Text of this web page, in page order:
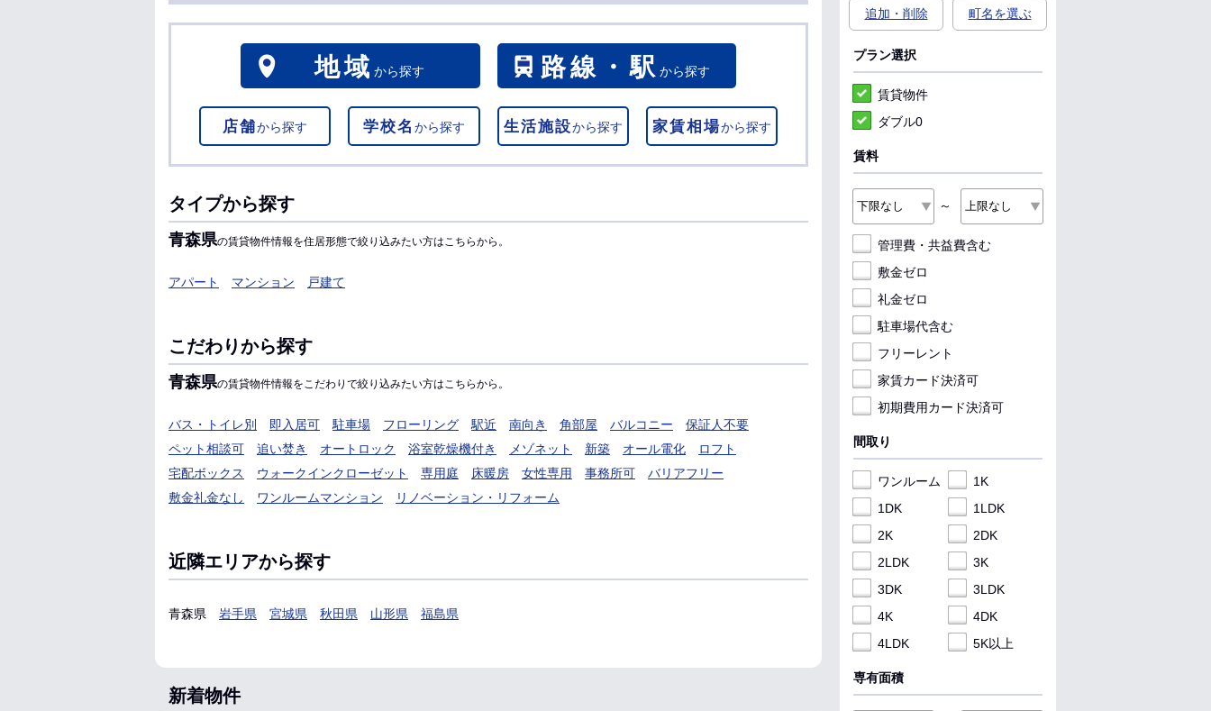
地域 から探す 路線・駅から探す
店舗から探す 学校名 から探す 生活施設から探す 家賃相場から探す
タイプから探す
青森県の賃貸物件情報を住居形態で絞り込みたい方はこちらから。
アパート マンション 戸建て
こだわりから探す
青森県の賃貸物件情報をこだわりで絞り込みたい方はこちらから。
バス・トイレ別 即入居可 駐車場 フローリング 駅近 南向き 角部屋 バルコニー
保証人不要
ペット相談可
追い焚き オートロック 浴室乾燥機付き メゾネット 新築 オール電化
ロフト
宅配ボックス
ウォークインクローゼット 専用庭 床暖房 女性専用 事務所可
バリアフリー
敷金礼金なし
ワンルームマンション リノベーション・リフォーム
近隣エリアから探す
青森県 岩手県 宮城県 秋田県 山形県 福島県
新着物件
追加・削除 町名を選ぶ
プラン選択
賃貸物件
ダブル0
賃料
～
管理費・共益費含む
敷金ゼロ
礼金ゼロ
駐車場代含む
フリーレント
家賃カード決済可
初期費用カード決済可
間取り
ワンルーム
1K
1DK
1LDK
2K
2DK
2LDK
3K
3DK
3LDK
4K
4DK
4LDK
5K以上
専有面積